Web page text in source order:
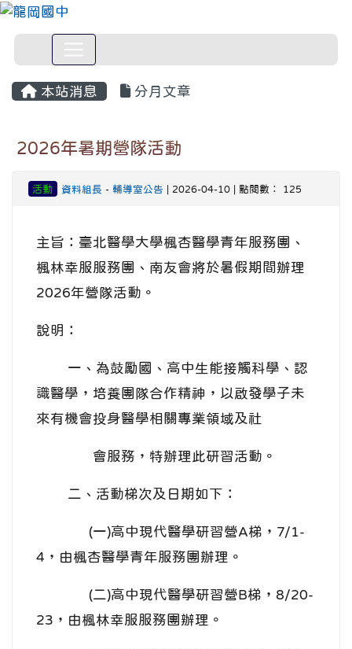
本站消息 分月文章
2026年暑期營隊活動
活動 資料組長 - 輔導室公告 | 2026-04-10 | 點閱數： 125
主旨：臺北醫學大學楓杏醫學青年服務團、
楓林幸服服務團、南友會將於暑假期間辦理
2026年營隊活動。
說明：
一、為鼓勵國、高中生能接觸科學、認
識醫學，培養團隊合作精神，以啟發學子未
來有機會投身醫學相關專業領域及社
會服務，特辦理此研習活動。
二、活動梯次及日期如下：
(一)高中現代醫學研習營A梯，7/1-
4，由楓杏醫學青年服務團辦理。
(二)高中現代醫學研習營B梯，8/20-
23，由楓林幸服服務團辦理。